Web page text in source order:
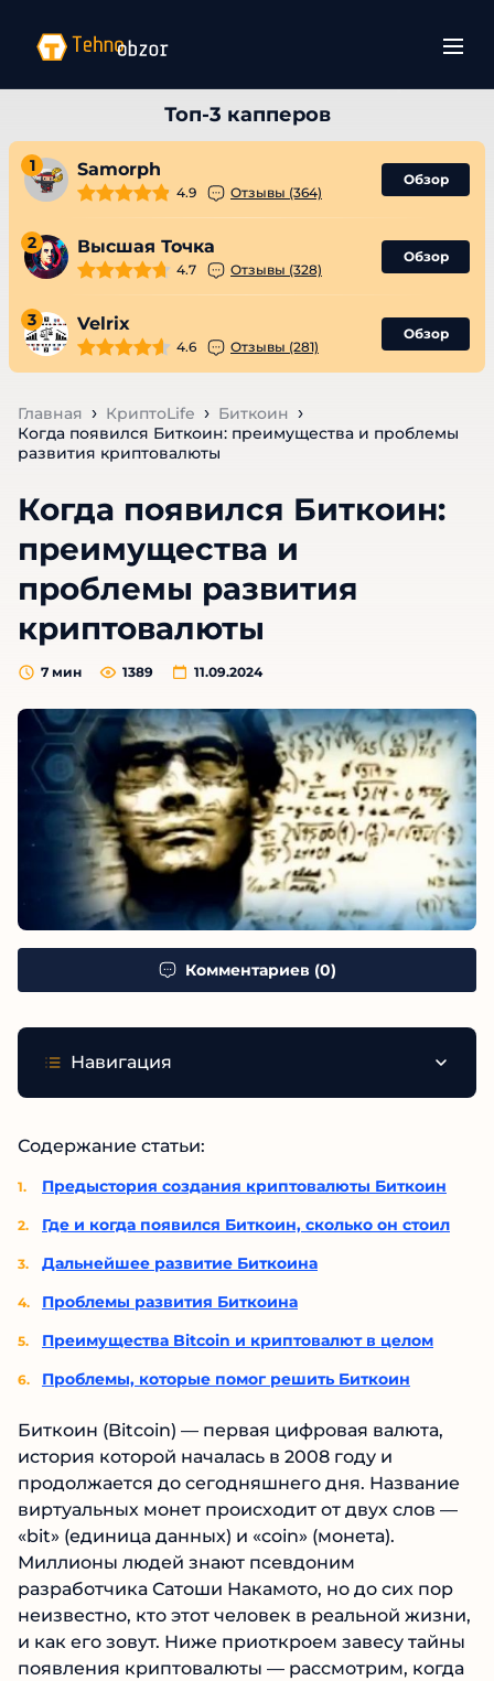
1 Samorph
4.9 Отзывы (364)
Обзор
2 Высшая Точка
4.7 Отзывы (328)
Обзор
3 Velrix
4.6 Отзывы (281)
Обзор
Главная КриптоLife
Биткоин
Когда появился Биткоин: преимущества и проблемы
развития криптовалюты
Когда появился Биткоин:
преимущества и
проблемы развития
криптовалюты
11.09.2024
7 мин 1389
Комментариев (0)
Навигация
Содержание статьи:
Предыстория создания криптовалюты Биткоин
Где и когда появился Биткоин, сколько он стоил
Дальнейшее развитие Биткоина
Проблемы развития Биткоина
Преимущества Bitcoin и криптовалют в целом
Проблемы, которые помог решить Биткоин
Биткоин (Bitcoin) — первая цифровая валюта,
история которой началась в 2008 году и
продолжается до сегодняшнего дня. Название
виртуальных монет происходит от двух слов —
«bit» (единица данных) и «coin» (монета).
Миллионы людей знают псевдоним
разработчика Сатоши Накамото, но до сих пор
неизвестно, кто этот человек в реальной жизни,
и как его зовут. Ниже приоткроем завесу тайны
появления криптовалюты — рассмотрим, когда